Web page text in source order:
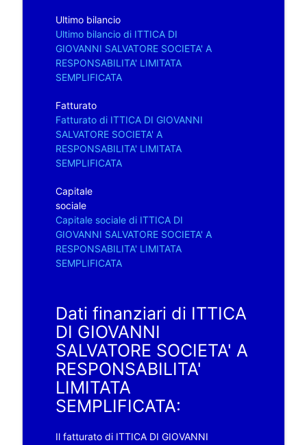
Ultimo bilancio
Ultimo bilancio di ITTICA DI
GIOVANNI SALVATORE SOCIETA' A
RESPONSABILITA' LIMITATA
SEMPLIFICATA
Fatturato
Fatturato di ITTICA DI GIOVANNI
SALVATORE SOCIETA' A
RESPONSABILITA' LIMITATA
SEMPLIFICATA
Capitale
sociale
Capitale sociale di ITTICA DI
GIOVANNI SALVATORE SOCIETA' A
RESPONSABILITA' LIMITATA
SEMPLIFICATA
Dati finanziari di ITTICA
DI GIOVANNI
SALVATORE SOCIETA' A
RESPONSABILITA'
LIMITATA
SEMPLIFICATA:
Il fatturato di ITTICA DI GIOVANNI